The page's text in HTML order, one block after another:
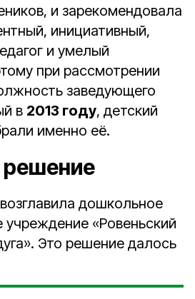
и зарекомендовала
инициативный,
и умелый
при рассмотрении
заведующего
в 2013 году, детский
именно её.
решение
дошкольное
учреждение «Ровеньский
Это решение далось